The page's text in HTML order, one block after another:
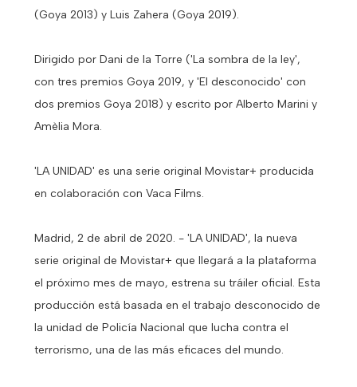
(Goya 2013) y Luis Zahera (Goya 2019).
Dirigido por Dani de la Torre ('La sombra de la ley',
con tres premios Goya 2019, y 'El desconocido' con
dos premios Goya 2018) y escrito por Alberto Marini y
Amèlia Mora.
'LA UNIDAD' es una serie original Movistar+ producida
en colaboración con Vaca Films.
Madrid, 2 de abril de 2020. - 'LA UNIDAD', la nueva
serie original de Movistar+ que llegará a la plataforma
el próximo mes de mayo, estrena su tráiler oficial. Esta
producción está basada en el trabajo desconocido de
la unidad de Policía Nacional que lucha contra el
terrorismo, una de las más eficaces del mundo.